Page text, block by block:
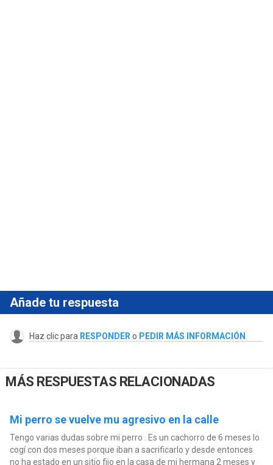
Añade tu respuesta
Haz clic para RESPONDER o PEDIR MÁS INFORMACIÓN
MÁS RESPUESTAS RELACIONADAS
Mi perro se vuelve mu agresivo en la calle
Tengo varias dudas sobre mi perro . Es un cachorro de 6 meses lo
cogí con dos meses porque iban a sacrificarlo y desde entonces
no ha estado en un sitio fijo en la casa de mi hermana 2 meses y